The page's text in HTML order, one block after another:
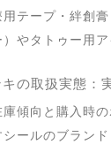
テープ・絆創
やタトゥー用
の取扱実態：
傾向と購入時
ールのブラン